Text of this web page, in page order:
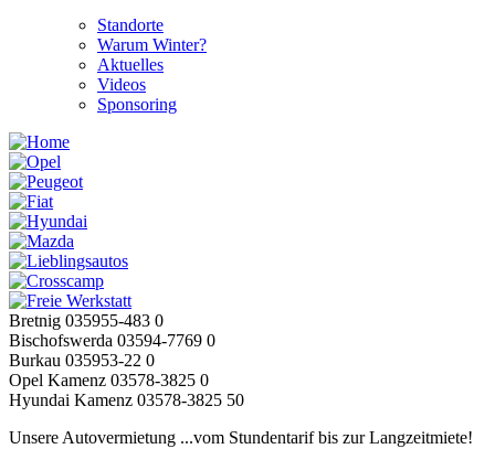
Standorte
Warum Winter?
Aktuelles
Videos
Sponsoring
Bretnig 035955-483 0
Bischofswerda 03594-7769 0
Burkau 035953-22 0
Opel Kamenz 03578-3825 0
Hyundai Kamenz 03578-3825 50
Unsere Autovermietung ...vom Stundentarif bis zur Langzeitmiete!